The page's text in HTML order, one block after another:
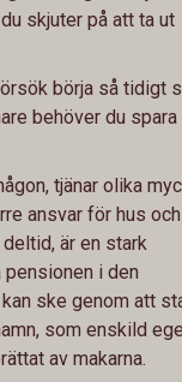
skjuter på att ta ut
börja så tidigt
behöver du
tjänar olika
ansvar för hus
är en stark
i den
ske genom att
som enskild
av makarna.